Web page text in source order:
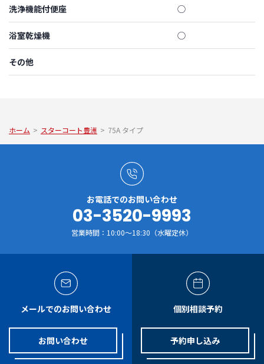
洗浄機能付便座 ◯
浴室乾燥機 ◯
その他
ホーム > スターコート豊洲 > 75A タイプ
お電話でのお問い合わせ
03-3520-9993
営業時間：10:00～18:30（水曜定休）
メールでのお問い合わせ
お問い合わせ
個別相談予約
予約申し込み